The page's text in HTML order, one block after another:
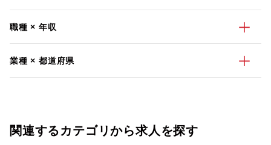
職種 × 年収
業種 × 都道府県
関連するカテゴリから求人を探す